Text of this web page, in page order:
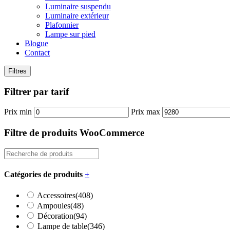
Luminaire suspendu
Luminaire extérieur
Plafonnier
Lampe sur pied
Blogue
Contact
Filtres
Filtrer par tarif
Prix min Prix max
Filtre de produits WooCommerce
Catégories de produits +
Accessoires(408)
Ampoules(48)
Décoration(94)
Lampe de table(346)